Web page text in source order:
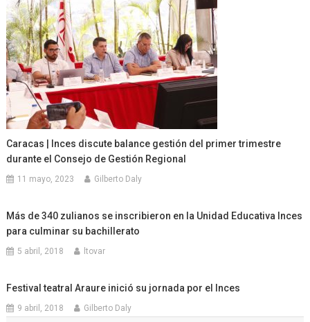
Caracas | Inces discute balance gestión del primer trimestre
durante el Consejo de Gestión Regional
11 mayo, 2023 Gilberto Daly
Más de 340 zulianos se inscribieron en la Unidad Educativa Inces
para culminar su bachillerato
5 abril, 2018 ltovar
Festival teatral Araure inició su jornada por el Inces
9 abril, 2018 Gilberto Daly